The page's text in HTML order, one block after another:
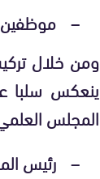
– موظفين
ومن خلال
ينعكس سلبا
المجلس
– رئيس